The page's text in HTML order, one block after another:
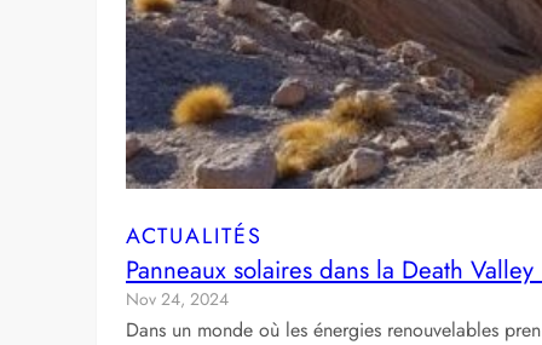
ACTUALITÉS
Panneaux solaires dans la Death
Nov 24, 2024
Dans un monde où les énergies renouvelables